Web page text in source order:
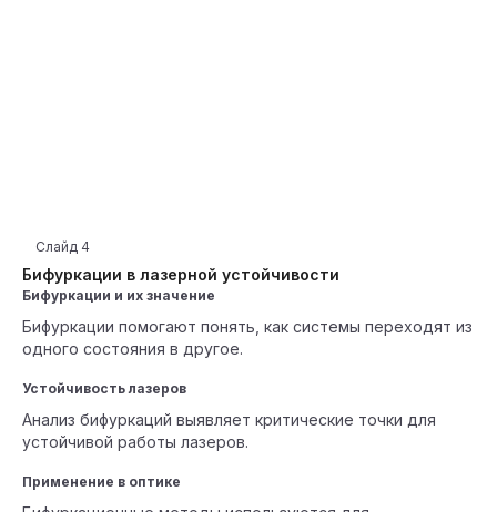
Бифуркации в лазерной устойчивости
Слайд 4
Бифуркации и их значение
Бифуркации помогают понять, как системы переходят из
одного состояния в другое.
Устойчивость лазеров
Анализ бифуркаций выявляет критические точки для
устойчивой работы лазеров.
Применение в оптике